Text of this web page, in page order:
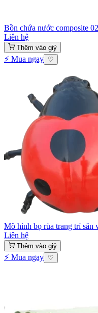
Bồn chứa nước composite 02
Liên hệ
Thêm vào giỷ
⚡ Mua ngay ♡
Mô hình bọ rùa trang trí sân
Liên hệ
Thêm vào giỷ
⚡ Mua ngay ♡